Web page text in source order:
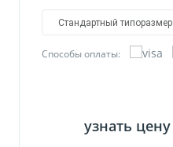
Стандартный типоразмер
Способы оплаты:
узнать цену